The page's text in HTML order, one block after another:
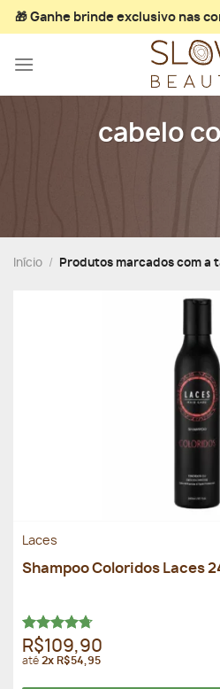
Skip
to
🎁 Ganhe brinde exclusivonas
cabelo
Início / Produtos marcados com a
Laces
Shampoo Coloridos Laces
Avaliação
4.69de 5
R$109,90
até2x R$54,95